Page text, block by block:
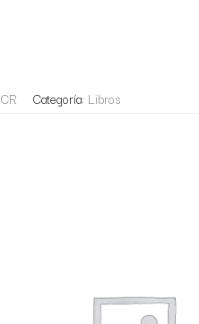
Categoría: Libros